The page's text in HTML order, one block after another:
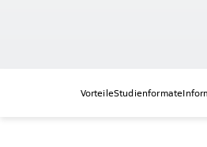
VorteileStudienformate